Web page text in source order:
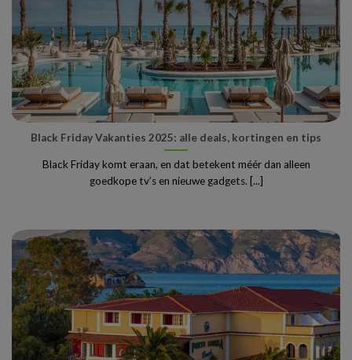
Black Friday Vakanties 2025: alle deals, kortingen en tips
Black Friday komt eraan, en dat betekent méér dan alleen
goedkope tv’s en nieuwe gadgets. [...]